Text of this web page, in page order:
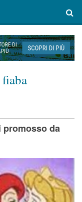
fiaba
promosso da